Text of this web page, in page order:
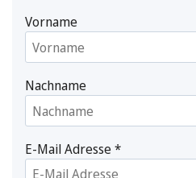
Vorname
Nachname
E-Mail Adresse*